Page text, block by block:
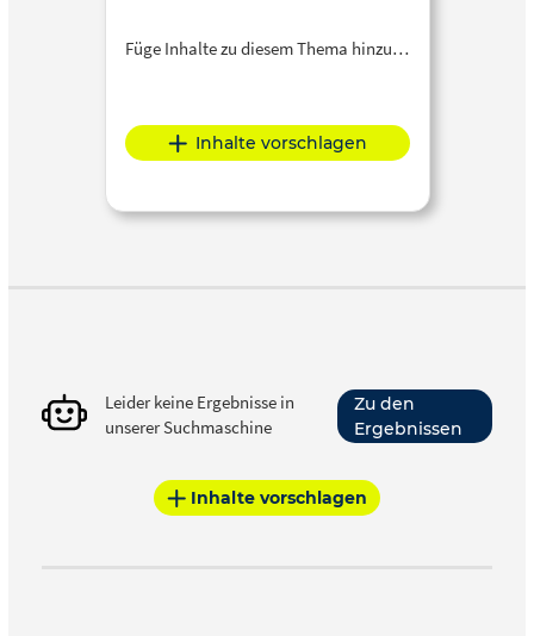
Füge Inhalte zu diesem Thema hinzu…
Inhalte vorschlagen
Leider keine Ergebnisse in
unserer Suchmaschine
Zu den
Ergebnissen
Inhalte vorschlagen